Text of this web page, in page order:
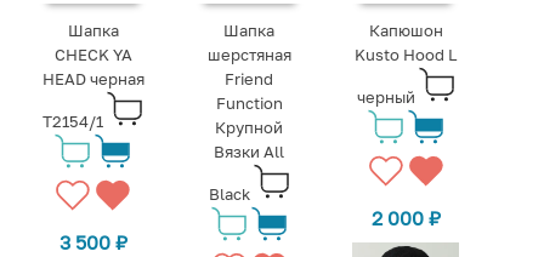
Шапка
CHECK YA
HEAD черная
T2154/1
3 500 ₽
Шапка
шерстяная
Friend
Function
Крупной
Вязки All
Black
Капюшон
Kusto Hood L
черный
2 000 ₽